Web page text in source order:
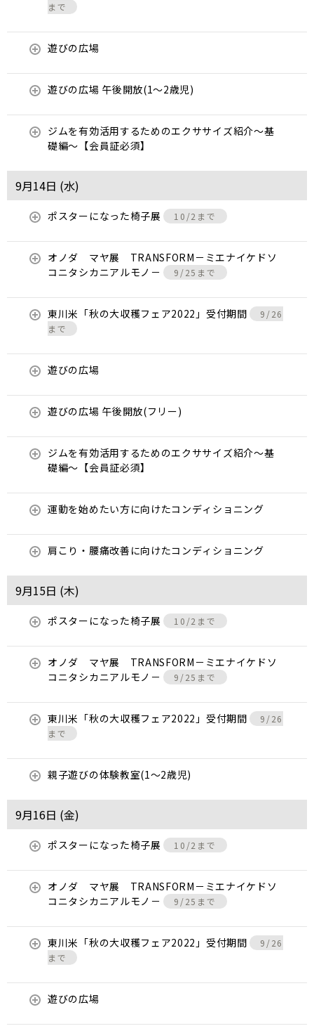
まで
遊びの広場
遊びの広場 午後開放(1～2歳児)
ジムを有効活用するためのエクササイズ紹介〜基
礎編〜【会員証必須】
9月14日 (水)
ポスターになった椅子展 10/2まで
オノダ マヤ展 TRANSFORM－ミエナイケドソ
コニタシカニアルモノ－
9/25まで
東川米「秋の大収穫フェア2022」受付期間
9/26
まで
遊びの広場
遊びの広場 午後開放(フリー)
ジムを有効活用するためのエクササイズ紹介〜基
礎編〜【会員証必須】
運動を始めたい方に向けたコンディショニング
肩こり・腰痛改善に向けたコンディショニング
9月15日 (木)
ポスターになった椅子展 10/2まで
オノダ マヤ展 TRANSFORM－ミエナイケドソ
コニタシカニアルモノ－
9/25まで
東川米「秋の大収穫フェア2022」受付期間
9/26
まで
親子遊びの体験教室(1～2歳児)
9月16日 (金)
ポスターになった椅子展 10/2まで
オノダ マヤ展 TRANSFORM－ミエナイケドソ
コニタシカニアルモノ－
9/25まで
東川米「秋の大収穫フェア2022」受付期間
9/26
まで
遊びの広場